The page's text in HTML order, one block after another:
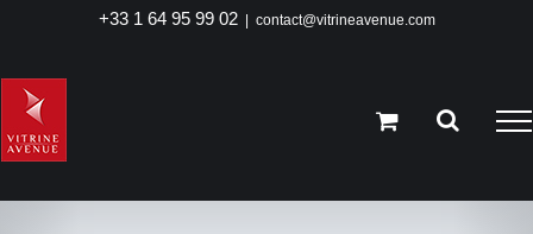
contenu
+33 1 64 95 99 02 contact@vitrineavenue.com